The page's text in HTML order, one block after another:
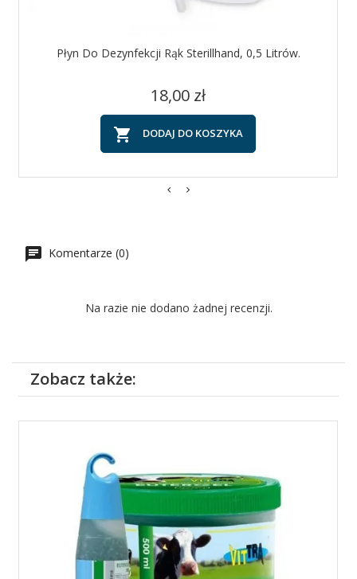
Płyn Do Dezynfekcji Rąk Sterillhand, 0,5 Litrów.
Cena
18,00 zł
 DODAJ DO KOSZYKA
Komentarze (0)
Na razie nie dodano żadnej recenzji.
Zobacz także: